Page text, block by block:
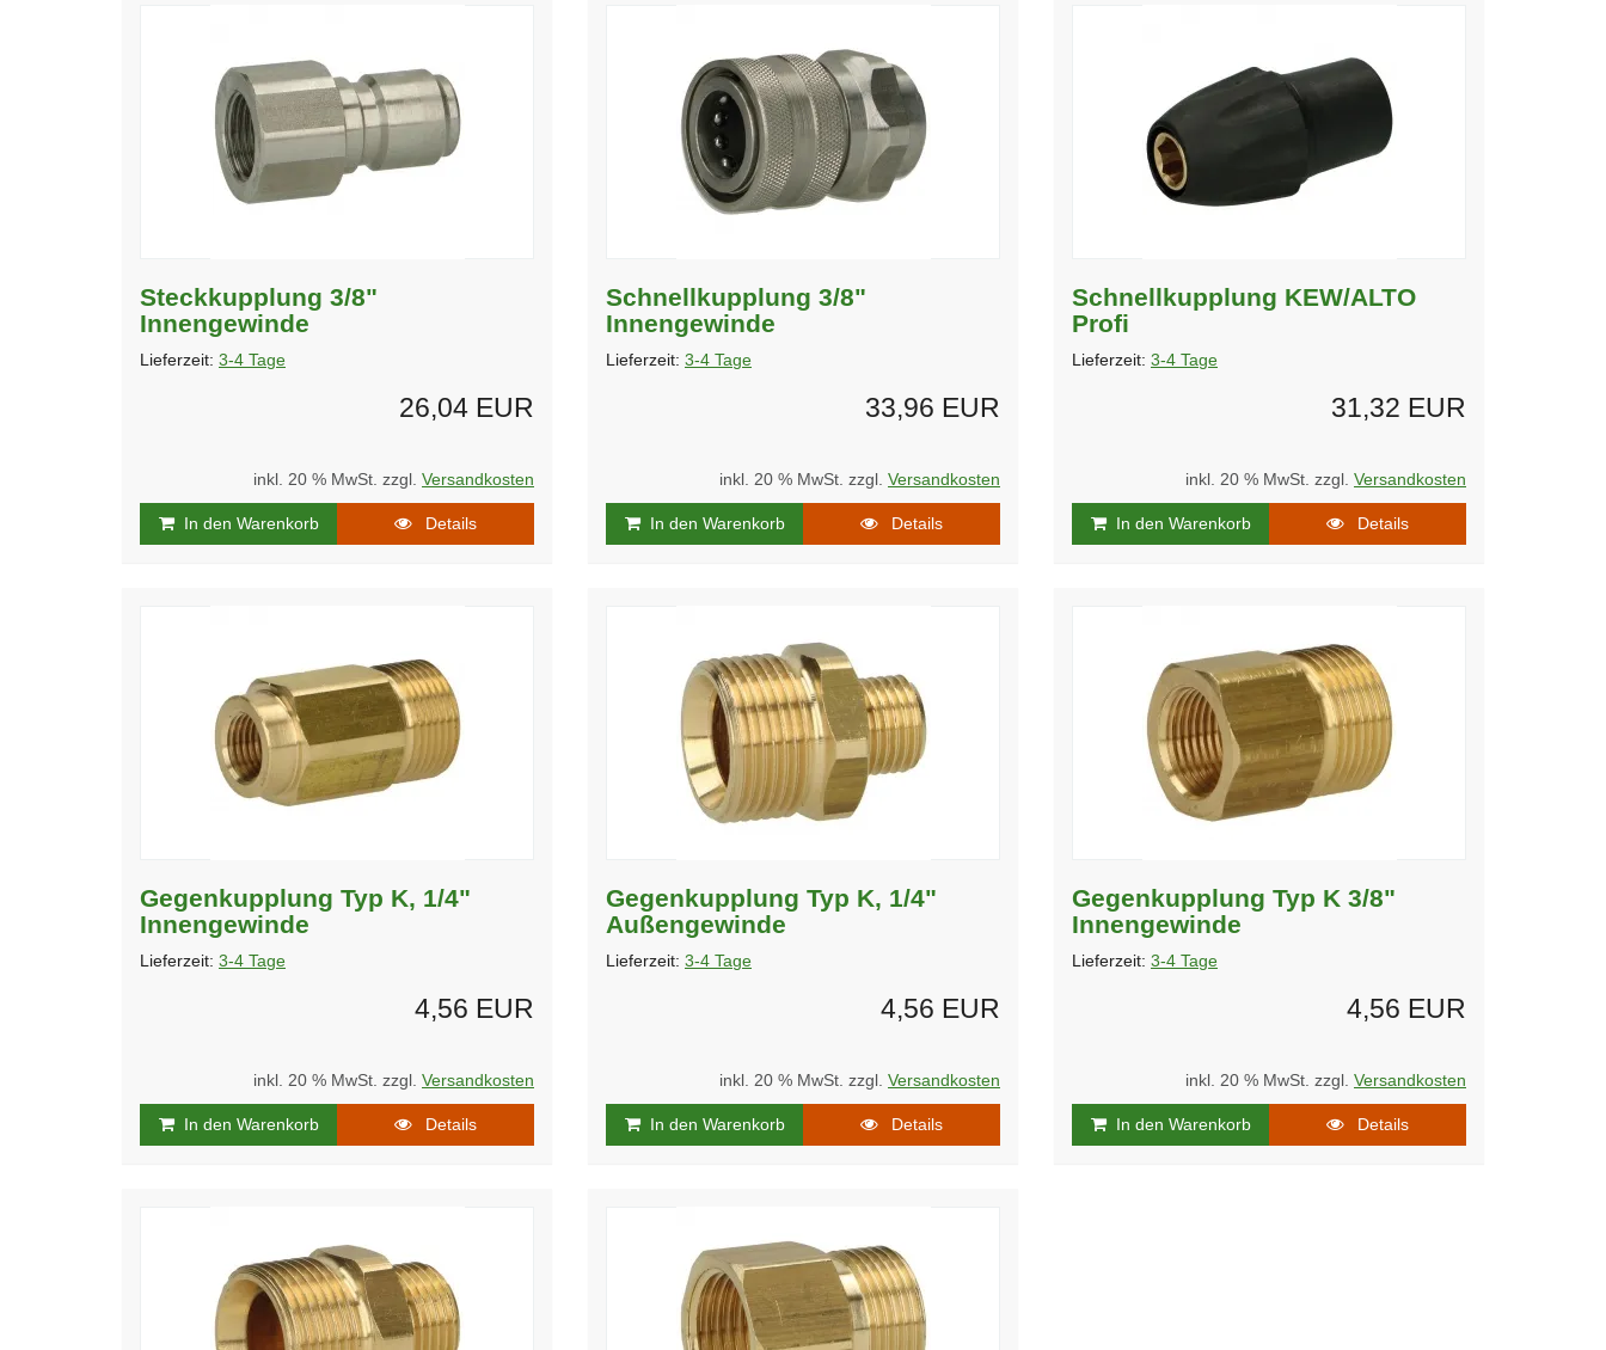
Steckkupplung 3/8"
Innengewinde
Lieferzeit: 3-4 Tage
26,04 EUR
inkl. 20 % MwSt. zzgl. Versandkosten
In den Warenkorb Details
Schnellkupplung 3/8"
Innengewinde
Lieferzeit: 3-4 Tage
33,96 EUR
inkl. 20 % MwSt. zzgl. Versandkosten
In den Warenkorb Details
Schnellkupplung KEW/ALTO
Profi
Lieferzeit: 3-4 Tage
31,32 EUR
inkl. 20 % MwSt. zzgl. Versandkosten
In den Warenkorb Details
Gegenkupplung Typ K, 1/4"
Innengewinde
Lieferzeit: 3-4 Tage
4,56 EUR
inkl. 20 % MwSt. zzgl. Versandkosten
In den Warenkorb Details
Gegenkupplung Typ K, 1/4"
Außengewinde
Lieferzeit: 3-4 Tage
4,56 EUR
inkl. 20 % MwSt. zzgl. Versandkosten
In den Warenkorb Details
Gegenkupplung Typ K 3/8"
Innengewinde
Lieferzeit: 3-4 Tage
4,56 EUR
inkl. 20 % MwSt. zzgl. Versandkosten
In den Warenkorb Details